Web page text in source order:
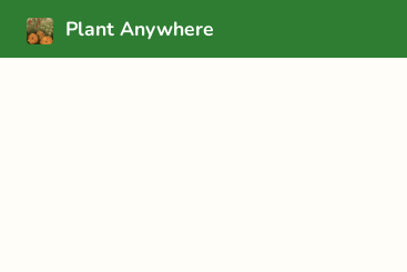
Plant Anywhere